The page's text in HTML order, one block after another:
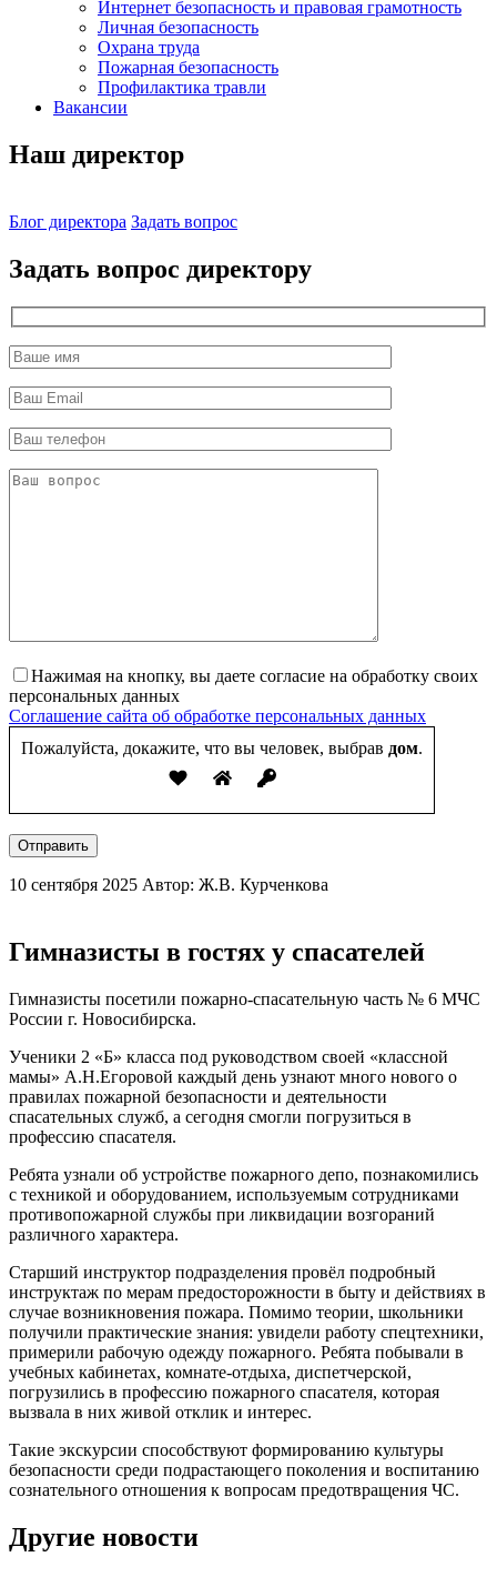
Интернет безопасность и правовая грамотность
Личная безопасность
Охрана труда
Пожарная безопасность
Профилактика травли
Вакансии
Наш директор
Блог директора Задать вопрос
Задать вопрос директору
Нажимая на кнопку, вы даете согласие на обработку своих
персональных данных
Соглашение сайта об обработке персональных данных
Пожалуйста, докажите, что вы человек, выбрав дом.
Отправить
10 сентября 2025 Автор: Ж.В. Курченкова
Гимназисты в гостях у спасателей
Гимназисты посетили пожарно-спасательную часть № 6 МЧС
России г. Новосибирска.
Ученики 2 «Б» класса под руководством своей «классной
мамы» А.Н.Егоровой каждый день узнают много нового о
правилах пожарной безопасности и деятельности
спасательных служб, а сегодня смогли погрузиться в
профессию спасателя.
Ребята узнали об устройстве пожарного депо, познакомились
с техникой и оборудованием, используемым сотрудниками
противопожарной службы при ликвидации возгораний
различного характера.
Старший инструктор подразделения провёл подробный
инструктаж по мерам предосторожности в быту и действиях в
случае возникновения пожара. Помимо теории, школьники
получили практические знания: увидели работу спецтехники,
примерили рабочую одежду пожарного. Ребята побывали в
учебных кабинетах, комнате-отдыха, диспетчерской,
погрузились в профессию пожарного спасателя, которая
вызвала в них живой отклик и интерес.
Такие экскурсии способствуют формированию культуры
безопасности среди подрастающего поколения и воспитанию
сознательного отношения к вопросам предотвращения ЧС.
Другие новости